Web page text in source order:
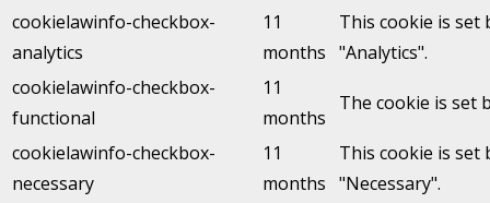
cookielawinfo-checkbox-
analytics
11
months
This cookie is set
"Analytics".
cookielawinfo-checkbox-
functional
11
months
The cookie is set
cookielawinfo-checkbox-
necessary
11
months
This cookie is set
"Necessary".